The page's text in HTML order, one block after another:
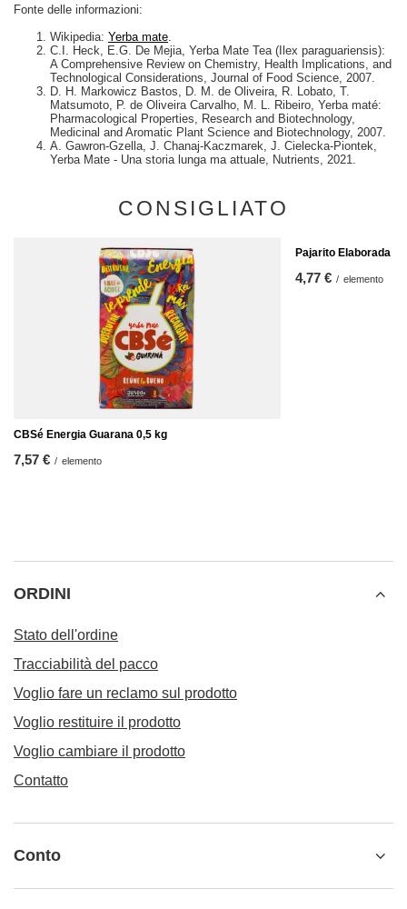
Fonte delle informazioni:
Wikipedia: Yerba mate.
C.I. Heck, E.G. De Mejia, Yerba Mate Tea (Ilex paraguariensis):
A Comprehensive Review on Chemistry, Health Implications, and
Technological Considerations, Journal of Food Science, 2007.
D. H. Markowicz Bastos, D. M. de Oliveira, R. Lobato, T.
Matsumoto, P. de Oliveira Carvalho, M. L. Ribeiro, Yerba maté:
Pharmacological Properties, Research and Biotechnology,
Medicinal and Aromatic Plant Science and Biotechnology, 2007.
A. Gawron-Gzella, J. Chanaj-Kaczmarek, J. Cielecka-Piontek,
Yerba Mate - Una storia lunga ma attuale, Nutrients, 2021.
CONSIGLIATO
CBSé Energia Guarana 0,5 kg
7,57 € / elemento
Pajarito Elaborada
4,77 € / elemento
ORDINI
Stato dell'ordine
Tracciabilità del pacco
Voglio fare un reclamo sul prodotto
Voglio restituire il prodotto
Voglio cambiare il prodotto
Contatto
Conto